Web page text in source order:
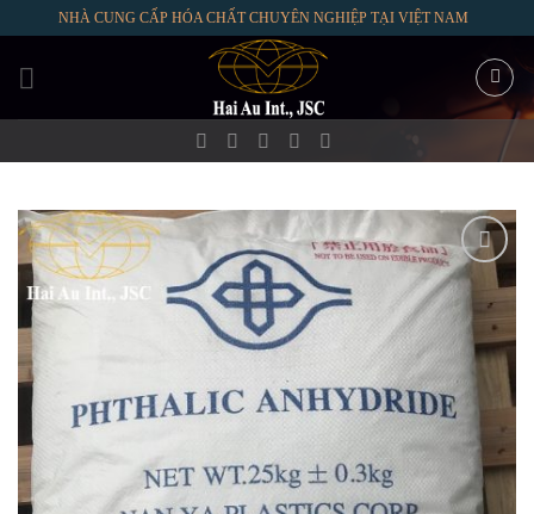
content
NHÀ CUNG CẤP HÓA CHẤT CHUYÊN NGHIỆP TẠI VIỆT NAM